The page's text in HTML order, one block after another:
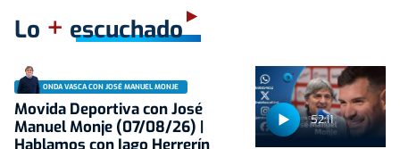
Lo + escuchado
52:11
ONDA VASCA CON JOSÉ MANUEL MONJE
Movida Deportiva con José
Manuel Monje (07/08/26) |